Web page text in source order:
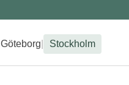
Göteborg Stockholm